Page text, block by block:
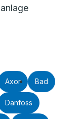
Axor Bad
Danfoss